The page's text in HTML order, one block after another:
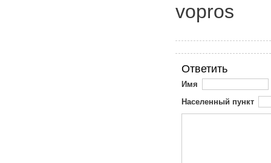
vopros
Ответить
Имя
Населенный пункт